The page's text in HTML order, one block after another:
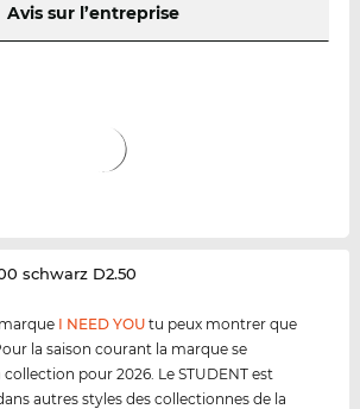
Avis sur l’entreprise
schwarz D2.50
I NEED YOU tu peux montrer que
la saison courant la marque se
pour 2026. Le STUDENT est
autres styles des collectionnes de la